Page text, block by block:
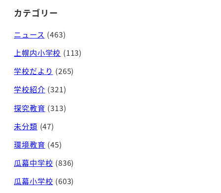
カテゴリー
ニュース (463)
上幌内小学校 (113)
学校だより (265)
学校紹介 (321)
探究教育 (313)
未分類 (47)
環境教育 (45)
瓜幕中学校 (836)
瓜幕小学校 (603)